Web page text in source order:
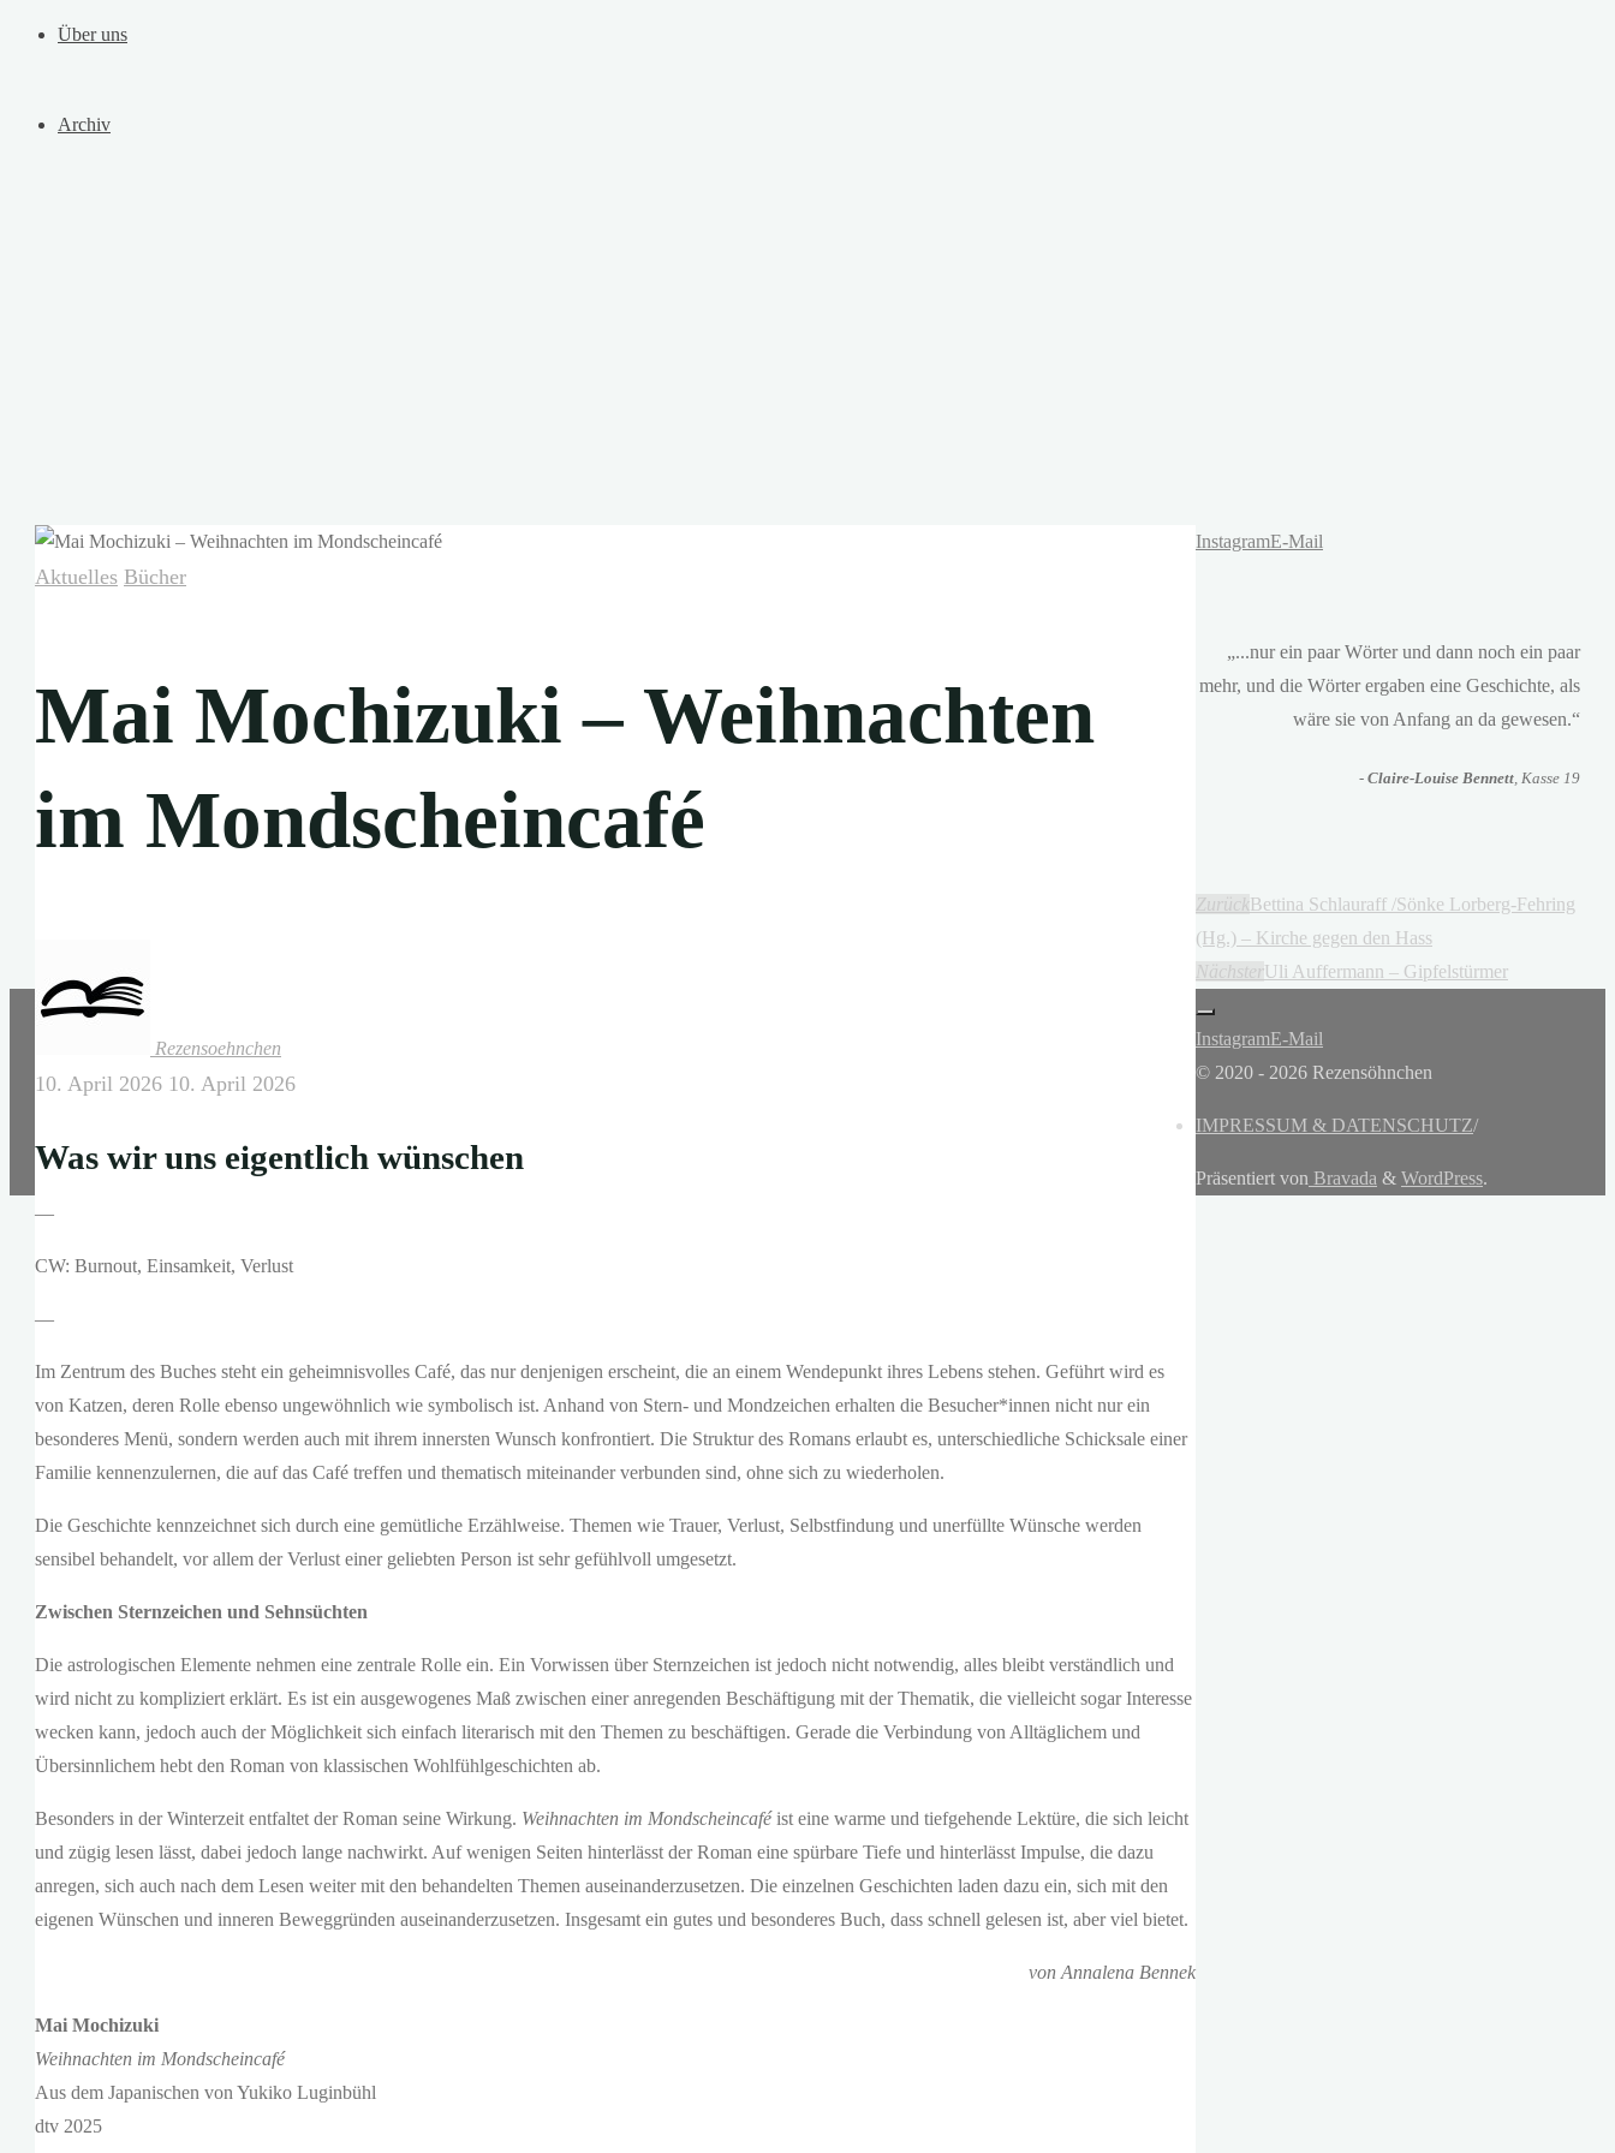
Über uns
Archiv
Aktuelles Bücher
Mai Mochizuki – Weihnachten
im Mondscheincafé
Rezensoehnchen
10. April 2026 10. April 2026
Was wir uns eigentlich wünschen
—
CW: Burnout, Einsamkeit, Verlust
—
Im Zentrum des Buches steht ein geheimnisvolles Café, das nur denjenigen erscheint, die an einem Wendepunkt ihres Lebens stehen. Geführt wird es
von Katzen, deren Rolle ebenso ungewöhnlich wie symbolisch ist. Anhand von Stern- und Mondzeichen erhalten die Besucher*innen nicht nur ein
besonderes Menü, sondern werden auch mit ihrem innersten Wunsch konfrontiert. Die Struktur des Romans erlaubt es, unterschiedliche Schicksale einer
Familie kennenzulernen, die auf das Café treffen und thematisch miteinander verbunden sind, ohne sich zu wiederholen.
Die Geschichte kennzeichnet sich durch eine gemütliche Erzählweise. Themen wie Trauer, Verlust, Selbstfindung und unerfüllte Wünsche werden
sensibel behandelt, vor allem der Verlust einer geliebten Person ist sehr gefühlvoll umgesetzt.
Zwischen Sternzeichen und Sehnsüchten
Die astrologischen Elemente nehmen eine zentrale Rolle ein. Ein Vorwissen über Sternzeichen ist jedoch nicht notwendig, alles bleibt verständlich und
wird nicht zu kompliziert erklärt. Es ist ein ausgewogenes Maß zwischen einer anregenden Beschäftigung mit der Thematik, die vielleicht sogar Interesse
wecken kann, jedoch auch der Möglichkeit sich einfach literarisch mit den Themen zu beschäftigen. Gerade die Verbindung von Alltäglichem und
Übersinnlichem hebt den Roman von klassischen Wohlfühlgeschichten ab.
Besonders in der Winterzeit entfaltet der Roman seine Wirkung. Weihnachten im Mondscheincaféist eine warme und tiefgehende Lektüre, die sich leicht
und zügig lesen lässt, dabei jedoch lange nachwirkt. Auf wenigen Seiten hinterlässt der Roman eine spürbare Tiefe und hinterlässt Impulse, die dazu
anregen, sich auch nach dem Lesen weiter mit den behandelten Themen auseinanderzusetzen. Die einzelnen Geschichten laden dazu ein, sich mit den
eigenen Wünschen und inneren Beweggründen auseinanderzusetzen. Insgesamt ein gutes und besonderes Buch, dass schnell gelesen ist, aber viel bietet.
von Annalena Bennek
Mai Mochizuki
Weihnachten im Mondscheincafé
Aus dem Japanischen von Yukiko Luginbühl
dtv 2025
InstagramE-Mail
„...nur ein paar Wörter und dann noch ein paar
mehr, und die Wörter ergaben eine Geschichte, als
wäre sie von Anfang an da gewesen.“
- Claire-Louise Bennett, Kasse 19
ZurückBettina Schlauraff /Sönke Lorberg-Fehring
(Hg.) – Kirche gegen den Hass
NächsterUli Auffermann – Gipfelstürmer
InstagramE-Mail
© 2020 - 2026 Rezensöhnchen
IMPRESSUM & DATENSCHUTZ/
Präsentiert von Bravada & WordPress.